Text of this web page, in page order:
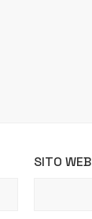
SITO WEB